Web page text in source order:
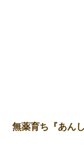
無薬育ち『あん